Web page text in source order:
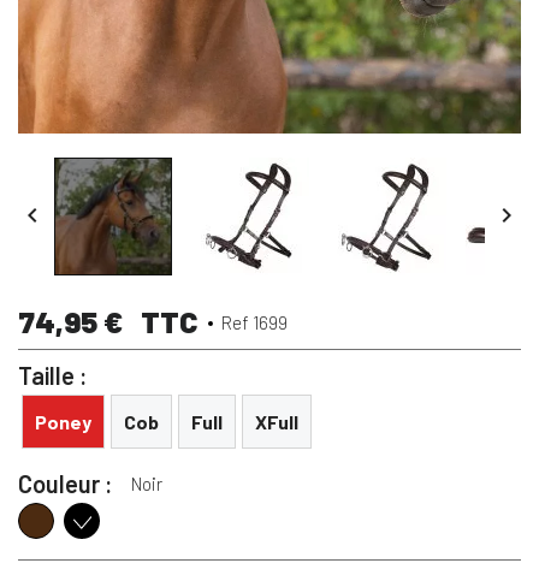
 
74,95 € TTC Ref 1699
Taille :
Poney Cob Full XFull
Couleur : Noir
MarronNoir